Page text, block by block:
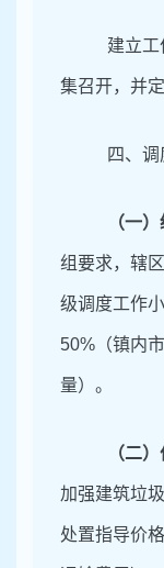
建立
集召开，并
四、
（一
组要求，辖
级调度工作
50%（镇内
量）。
（二
加强建筑垃
处置指导价